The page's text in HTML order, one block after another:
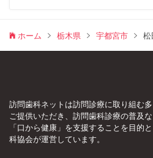
ホーム 栃木県 宇都宮市 松
訪問歯科ネットは訪問診療に取り組む
ご提供いただき、訪問歯科診療の普及
「口から健康」を支援することを目
科協会が運営しています。